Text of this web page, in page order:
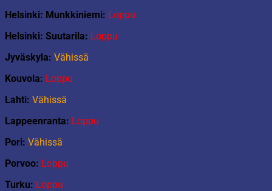
Helsinki: Munkkiniemi: Loppu
Helsinki: Suutarila: Loppu
Jyväskyla: Vähissä
Kouvola: Loppu
Lahti: Vähissä
Lappeenranta: Loppu
Pori: Vähissä
Porvoo: Loppu
Turku: Loppu